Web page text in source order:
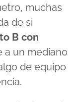
muchas
de si
B con
a un mediano
de equipo